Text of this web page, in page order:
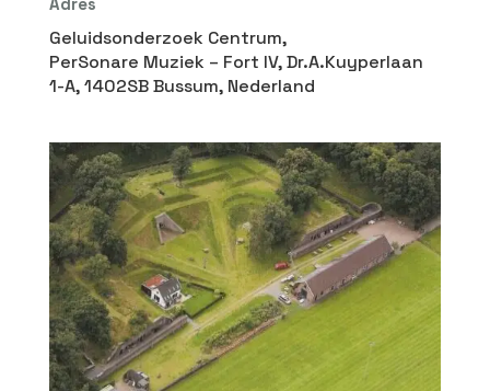
Geluidsonderzoek Centrum,
PerSonare Muziek – Fort IV, Dr.A.Kuyperlaan
1-A, 1402SB Bussum, Nederland